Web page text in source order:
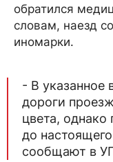
обратился
словам, наезд
иномарки.
- В указанное
дороги
цвета, однако
до
сообщают в